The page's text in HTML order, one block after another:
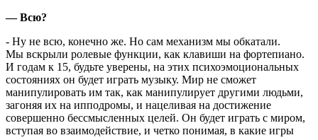
— Всю?
- Ну не всю, конечно же. Но сам механизм мы обкатали.
Мы вскрыли ролевые функции, как клавиши на фортепиано.
И годам к 15, будьте уверены, на этих психоэмоциональных
состояниях он будет играть музыку. Мир не сможет
манипулировать им так, как манипулирует другими людьми,
загоняя их на ипподромы, и нацеливая на достижение
совершенно бессмысленных целей. Он будет играть с миром,
вступая во взаимодействие, и четко понимая, в какие игры